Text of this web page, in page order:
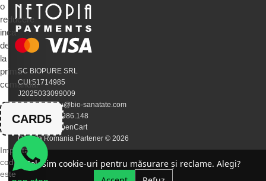
SC BIOPURE SRL
CUI:51714985
J2025033099009
EMAIL:calivita@bio-sanatate.com
Telefon:0745.986.148
Susținut de OpenCart
Calivita Romania Partener © 2026
Folosim cookie-uri pentru măsurare și reclame. Alegi?
o
reducere
inca
de
la
prima
comandă.
CARD5
Important:
codul
este